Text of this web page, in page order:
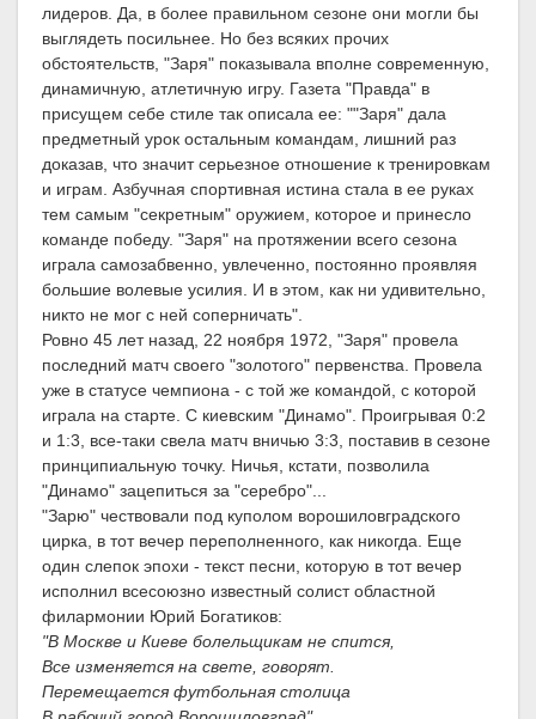
лидеров. Да, в более правильном сезоне они могли бы
выглядеть посильнее. Но без всяких прочих
обстоятельств, "Заря" показывала вполне современную,
динамичную, атлетичную игру. Газета "Правда" в
присущем себе стиле так описала ее: ""Заря" дала
предметный урок остальным командам, лишний раз
доказав, что значит серьезное отношение к тренировкам
и играм. Азбучная спортивная истина стала в ее руках
тем самым "секретным" оружием, которое и принесло
команде победу. "Заря" на протяжении всего сезона
играла самозабвенно, увлеченно, постоянно проявляя
большие волевые усилия. И в этом, как ни удивительно,
никто не мог с ней соперничать".
Ровно 45 лет назад, 22 ноября 1972, "Заря" провела
последний матч своего "золотого" первенства. Провела
уже в статусе чемпиона - с той же командой, с которой
играла на старте. С киевским "Динамо". Проигрывая 0:2
и 1:3, все-таки свела матч вничью 3:3, поставив в сезоне
принципиальную точку. Ничья, кстати, позволила
"Динамо" зацепиться за "серебро"...
"Зарю" чествовали под куполом ворошиловградского
цирка, в тот вечер переполненного, как никогда. Еще
один слепок эпохи - текст песни, которую в тот вечер
исполнил всесоюзно известный солист областной
филармонии Юрий Богатиков:
"В Москве и Киеве болельщикам не спится,
Все изменяется на свете, говорят.
Перемещается футбольная столица